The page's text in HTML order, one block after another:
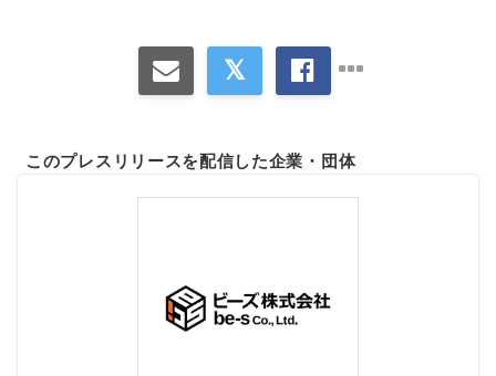
このプレスリリースを配信した企業・団体